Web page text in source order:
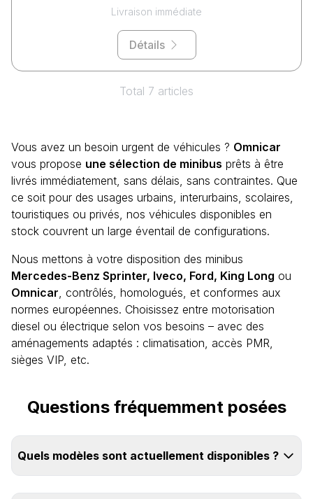
Livraison immédiate
Détails
Total 7 articles
Vous avez un besoin urgent de véhicules ? Omnicar
vous propose une sélection de minibus prêts à être
livrés immédiatement, sans délais, sans contraintes. Que
ce soit pour des usages urbains, interurbains, scolaires,
touristiques ou privés, nos véhicules disponibles en
stock couvrent un large éventail de configurations.
Nous mettons à votre disposition des minibus
Mercedes-Benz Sprinter, Iveco, Ford, King Long ou
Omnicar, contrôlés, homologués, et conformes aux
normes européennes. Choisissez entre motorisation
diesel ou électrique selon vos besoins – avec des
aménagements adaptés : climatisation, accès PMR,
sièges VIP, etc.
Questions fréquemment posées
Quels modèles sont actuellement disponibles ?